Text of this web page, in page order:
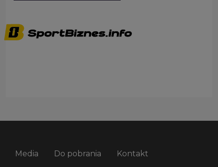
Media Do pobrania Kontakt